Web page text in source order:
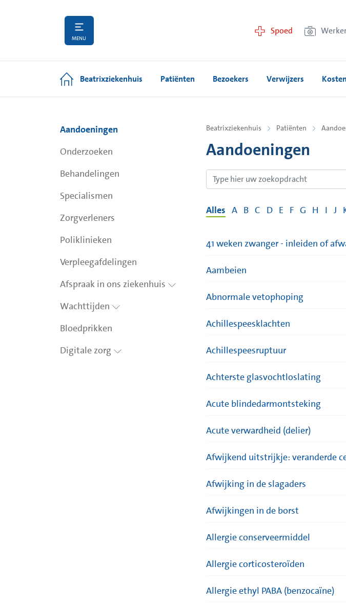
MENU
Spoed
Beatrixziekenhuis Patiënten Bezoekers Verwijzers
Aandoeningen
Onderzoeken
Behandelingen
Specialismen
Zorgverleners
Poliklinieken
Verpleegafdelingen
Afspraak in ons ziekenhuis
Wachttijden
Bloedprikken
Digitale zorg
Beatrixziekenhuis Patiënten
Aandoeningen
Alles A B C D E F G H I J
41 weken zwanger - inleiden of
Aambeien
Abnormale vetophoping
Achillespeesklachten
Achillespeesruptuur
Achterste glasvochtloslating
Acute blindedarmontsteking
Acute verwardheid (delier)
Afwijkend uitstrijkje: veranderde
Afwijking in de slagaders
Afwijkingen in de borst
Allergie conserveermiddel
Allergie corticosteroïden
Allergie ethyl PABA (benzocaïne)